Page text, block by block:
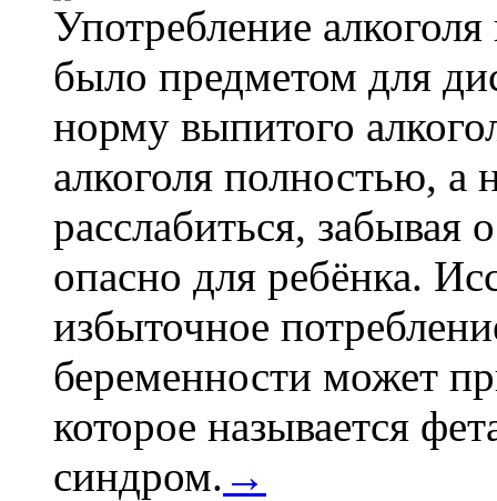
Употребление
было предметом для
норму выпитого
алкоголя полностью, а
расслабиться, забывая
опасно для ребёнка.
избыточное
беременности может
которое называется
синдром. →